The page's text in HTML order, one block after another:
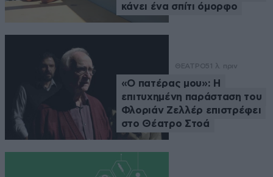
κάνει ένα σπίτι όμορφο
ΘΕΑΤΡΟ51 λ. πριν
«Ο πατέρας μου»: Η
επιτυχημένη παράσταση του
Φλοριάν Ζελλέρ επιστρέφει
στο Θέατρο Στοά